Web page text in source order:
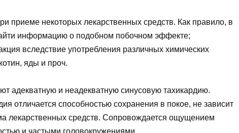
приеме некоторых лекарственных средств. Как правило, в
информацию о подобном побочном эффекте;
вследствие употребления различных химических
яды и проч.
адекватную и неадекватную синусовую тахикардию.
отличается способностью сохранения в покое, не зависит
лекарственных средств. Сопровождается ощущением